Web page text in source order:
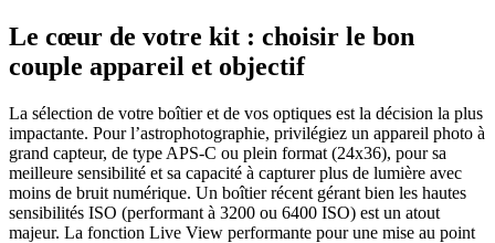
Le cœur de votre kit : choisir le bon
couple appareil et objectif
La sélection de votre boîtier et de vos optiques est la décision la plus
impactante. Pour l’astrophotographie, privilégiez un appareil photo à
grand capteur, de type APS-C ou plein format (24x36), pour sa
meilleure sensibilité et sa capacité à capturer plus de lumière avec
moins de bruit numérique. Un boîtier récent gérant bien les hautes
sensibilités ISO (performant à 3200 ou 6400 ISO) est un atout
majeur. La fonction Live View performante pour une mise au point